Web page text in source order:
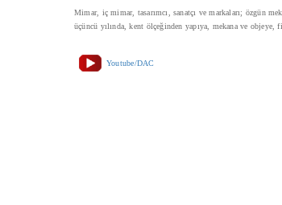
Mimar, iç mimar, tasarımcı, sanatçı ve markaları; özgün
üçüncü yılında, kent ölçeğinden yapıya, mekana ve
Youtube/DAC